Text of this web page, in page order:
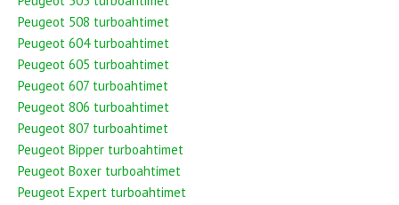
Peugeot 508 turboahtimet
Peugeot 604 turboahtimet
Peugeot 605 turboahtimet
Peugeot 607 turboahtimet
Peugeot 806 turboahtimet
Peugeot 807 turboahtimet
Peugeot Bipper turboahtimet
Peugeot Boxer turboahtimet
Peugeot Expert turboahtimet